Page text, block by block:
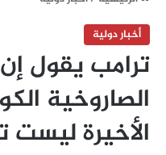
أخبار دولية
ترامب يقول
الصاروخية
الأخيرة ليست